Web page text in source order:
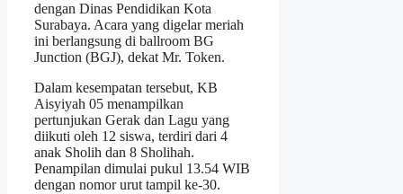
dengan Dinas Pendidikan Kota
Surabaya. Acara yang digelar meriah
ini berlangsung di ballroom BG
Junction (BGJ), dekat Mr. Token.
Dalam kesempatan tersebut, KB
Aisyiyah 05 menampilkan
pertunjukan Gerak dan Lagu yang
diikuti oleh 12 siswa, terdiri dari 4
anak Sholih dan 8 Sholihah.
Penampilan dimulai pukul 13.54 WIB
dengan nomor urut tampil ke-30.